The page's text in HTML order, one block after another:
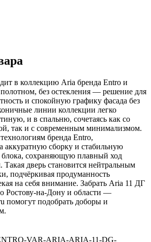
в коллекцию Aria бренда Entro и
без остекления — решение для
и спокойную графику фасада без
линии коллекции легко
и в спальню, сочетаясь как со
так и с современным минимализмом.
бренда Entro,
аккуратную сборку и стабильную
блока, сохраняющую плавный ход
Такая дверь становится нейтральным
подчёркивая продуманность
на себя внимание. Забрать Aria 11 ДГ
Ростову-на-Дону и области —
помогут подобрать доборы и
VAR-ARIA-ARIA-11-DG-